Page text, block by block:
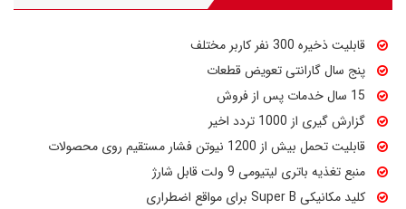
قابلیت ذخیره 300 نفر کاربر مختلف
پنج سال گارانتی تعویض قطعات
15 سال خدمات پس از فروش
گزارش گیری از 1000 تردد اخیر
قابلیت تحمل بیش از 1200 نیوتن فشار مستقیم روی محصولات
منبع تغذیه باتری لیتیومی 9 ولت قابل شارژ
کلید مکانیکی Super B برای مواقع اضطراری